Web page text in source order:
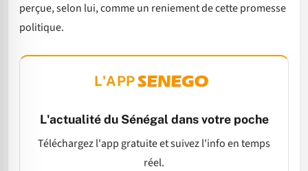
perçue, selon lui, comme un reniement de cette promesse
politique.
L'APP
L'actualité du Sénégal dans votre poche
Téléchargez l'app gratuite et suivez l'info en temps
réel.